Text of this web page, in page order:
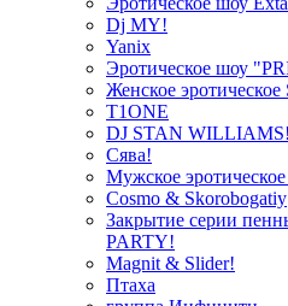
Dj MY!
Yanix
Эротическое шоу
Женское
T1ONE
DJ STAN WILLIAMS!
Сява!
Мужское
Cosmo & Skorobogatiy
Закрытие серии
PARTY!
Magnit & Slider!
Птаха